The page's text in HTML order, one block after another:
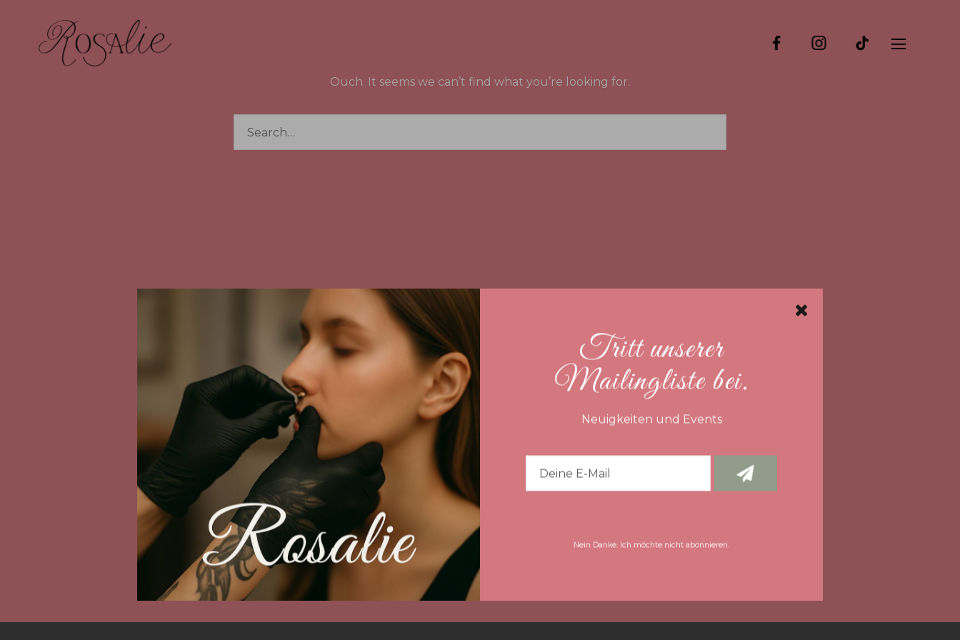
Tritt unserer
Mailingliste bei.
Neuigkeiten und Events
Nein Danke. Ich möchte nicht abonnieren.
Ouch. It seems we can’t find what you’re looking for.